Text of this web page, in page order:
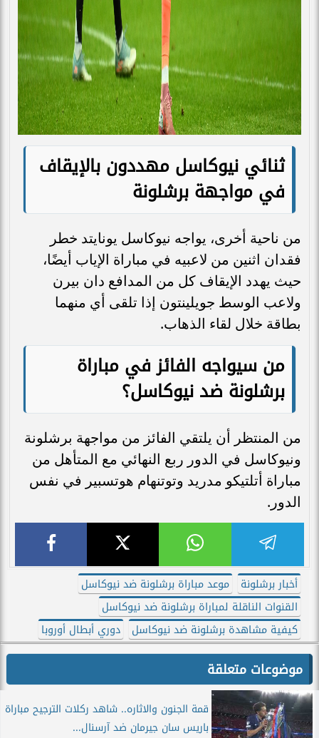
ثنائي نيوكاسل مهددون بالإيقاف
في مواجهة برشلونة
من ناحية أخرى، يواجه نيوكاسل يونايتد خطر
فقدان اثنين من لاعبيه في مباراة الإياب أيضًا،
حيث يهدد الإيقاف كل من المدافع دان بيرن
ولاعب الوسط جويلينتون إذا تلقى أي منهما
بطاقة خلال لقاء الذهاب.
من سيواجه الفائز في مباراة
برشلونة ضد نيوكاسل؟
من المنتظر أن يلتقي الفائز من مواجهة برشلونة
ونيوكاسل في الدور ربع النهائي مع المتأهل من
مباراة أتلتيكو مدريد وتوتنهام هوتسبير في نفس
الدور.
أخبار برشلونة
موعد مباراة برشلونة ضد نيوكاسل
القنوات الناقلة لمباراة برشلونة ضد نيوكاسل
كيفية مشاهدة برشلونة ضد نيوكاسل
دوري أبطال أوروبا
موضوعات متعلقة
قمة الجنون والاثاره.. شاهد ركلات الترجيح مباراة
باريس سان جيرمان ضد آرسنال...